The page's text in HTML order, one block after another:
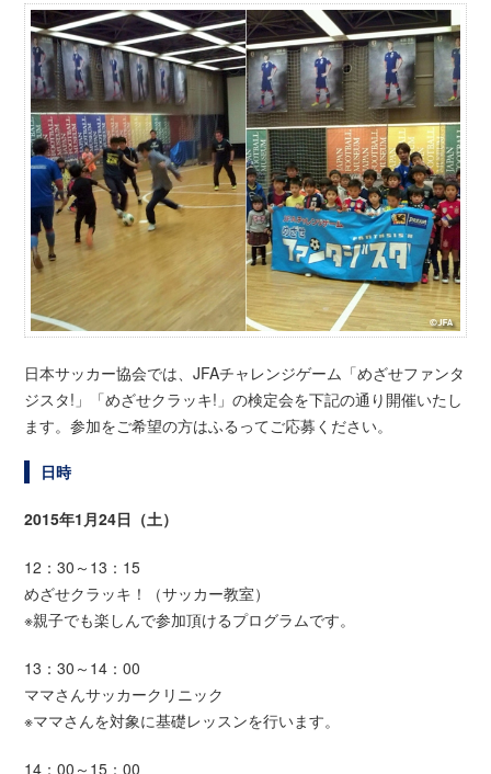
日本サッカー協会では、JFAチャレンジゲーム「めざせファンタ
ジスタ!」「めざせクラッキ!」の検定会を下記の通り開催いたし
ます。参加をご希望の方はふるってご応募ください。
日時
2015年1月24日（土）
12：30～13：15
めざせクラッキ！（サッカー教室）
※親子でも楽しんで参加頂けるプログラムです。
13：30～14：00
ママさんサッカークリニック
※ママさんを対象に基礎レッスンを行います。
14：00～15：00